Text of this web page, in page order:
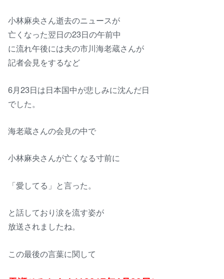
小林麻央さん逝去のニュースが
亡くなった翌日の23日の午前中
に流れ午後には夫の市川海老蔵さんが
記者会見をするなど
6月23日は日本国中が悲しみに沈んだ日
でした。
海老蔵さんの会見の中で
小林麻央さんが亡くなる寸前に
「愛してる」と言った。
と話しており涙を流す姿が
放送されましたね。
この最後の言葉に関して